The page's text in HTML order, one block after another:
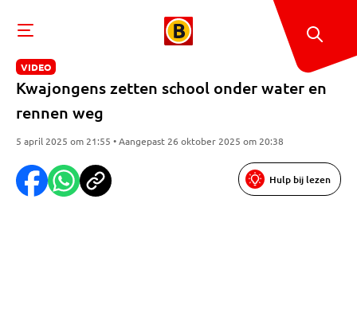
VIDEO
Kwajongens zetten school onder water en
rennen weg
5 april 2025 om 21:55 • Aangepast 26 oktober 2025 om 20:38
Hulp bij lezen